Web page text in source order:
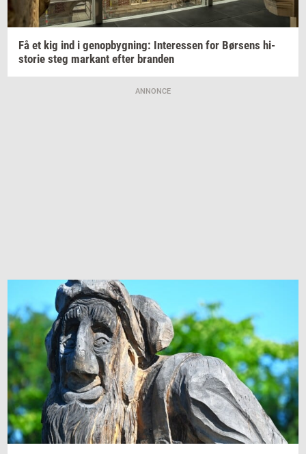
Få et kig ind i genop­byg­ning: In­ter­es­sen for Bør­sens hi­
sto­rie steg mar­kant efter bran­den
ANNONCE